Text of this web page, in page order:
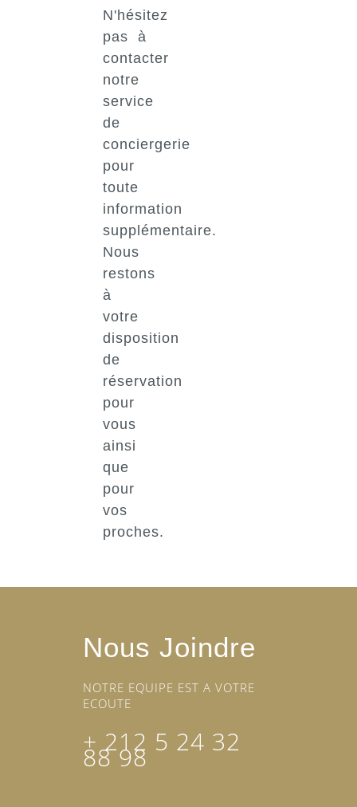
N'hésitez
pas à
contacter
notre
service
de
conciergerie
pour
toute
information
supplémentaire.
Nous
restons
à
votre
disposition
de
réservation
pour
vous
ainsi
que
pour
vos
proches.
Nous Joindre
NOTRE EQUIPE EST A VOTRE
ECOUTE
+ 212 5 24 32
88 98